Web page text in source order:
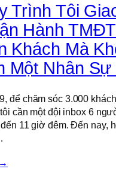
Trình Tôi
Hành
Khách Mà
Một Nhân Sự
để chăm sóc 3.000
cần một đội inbox 6
11 giờ đêm. Đến nay,